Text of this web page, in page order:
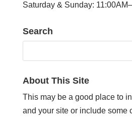
Saturday & Sunday:
Search
About This Site
This may be a good place to
and your site or include some